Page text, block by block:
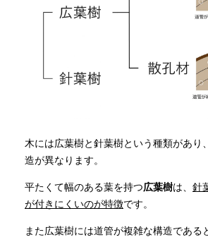
木には広葉樹と針葉樹という種類があり
造が異なります。
平たくて幅のある葉を持つ広葉樹は、 針
が付きにくいのが特徴です。
また広葉樹には道管が複雑な構造である